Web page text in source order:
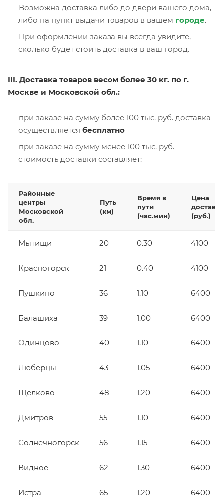
Возможна доставка либо до двери вашего дома,
либо на пункт выдачи товаров в вашем городе.
При оформлении заказа вы всегда увидите,
сколько будет стоить доставка в ваш город.
III. Доставка товаров весом более 30 кг. по г.
Москве и Московской обл.:
при заказе на сумму более 100 тыс. руб. доставка
осуществляется бесплатно
при заказе на сумму менее 100 тыс. руб.
стоимость доставки составляет:
Районные
центры
Московской
обл.
Путь
(км)
Время в
пути
(час.мин)
Цена
(руб.)
Мытищи 20 0.30 4100
Красногорск 21 0.40 4100
Пушкино 36 1.10 6400
Балашиха 39 1.00 6400
Одинцово 40 1.10 6400
Люберцы 43 1.05 6400
Щёлково 48 1.20 6400
Дмитров 55 1.10 6400
Солнечногорск 56 1.15 6400
Видное 62 1.30 6400
Истра 65 1.20 6400